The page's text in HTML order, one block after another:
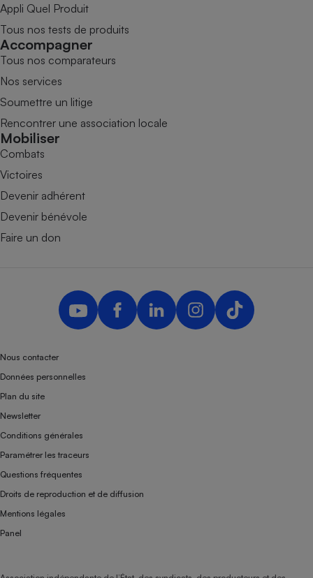
Appli Quel Produit
Tous nos tests de produits
Accompagner
Tous nos comparateurs
Nos services
Soumettre un litige
Rencontrer une association locale
Mobiliser
Combats
Victoires
Devenir adhérent
Devenir bénévole
Faire un don
Nous contacter
Données personnelles
Plan du site
Newsletter
Conditions générales
Paramétrer les traceurs
Questions fréquentes
Droits de reproduction et de diffusion
Mentions légales
Panel